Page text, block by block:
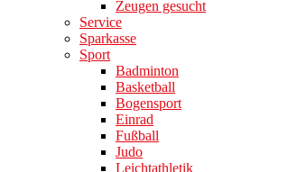
Zeugen gesucht
Service
Sparkasse
Sport
Badminton
Basketball
Bogensport
Einrad
Fußball
Judo
Leichtathletik